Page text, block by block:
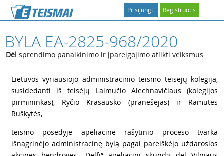
Registruotis
Prisijungti
BYLA EA-2825-968/2020
Dėl sprendimo panaikinimo ir įpareigojimo atlikti veiksmus
Lietuvos vyriausiojo administracinio teismo teisėjų kolegija,
susidedanti iš teisėjų Laimučio Alechnavičiaus (kolegijos
pirmininkas), Ryčio Krasausko (pranešėjas) ir Ramutės
Ruškytės,
teismo posėdyje apeliacine rašytinio proceso tvarka
išnagrinėjo administracinę bylą pagal pareiškėjo uždarosios